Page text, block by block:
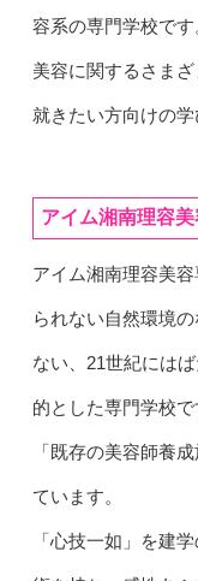
容系の専門学校です
美容に関するさま
就きたい方向けの学
アイム湘南理容
アイム湘南理容美
られない自然環境
ない、21世紀には
的とした専門学校で
「既存の美容師養
ています。
「心技一如」を建